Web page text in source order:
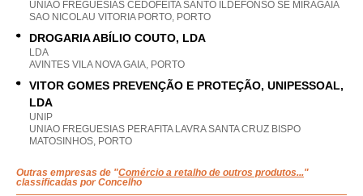
UNIAO FREGUESIAS CEDOFEITA SANTO ILDEFONSO SE MIRAGAIA
SAO NICOLAU VITORIA PORTO, PORTO
DROGARIA ABÍLIO COUTO, LDA
LDA
AVINTES VILA NOVA GAIA, PORTO
VITOR GOMES PREVENÇÃO E PROTEÇÃO, UNIPESSOAL,
LDA
UNIP
UNIAO FREGUESIAS PERAFITA LAVRA SANTA CRUZ BISPO
MATOSINHOS, PORTO
Outras empresas de "Comércio a retalho de outros produtos..."
classificadas por Concelho